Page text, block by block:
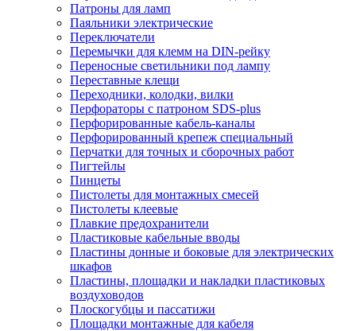
Патроны для ламп
Паяльники электрические
Переключатели
Перемычки для клемм на DIN-рейку
Переносные светильники под лампу
Переставные клещи
Переходники, колодки, вилки
Перфораторы с патроном SDS-plus
Перфорированные кабель-каналы
Перфорированный крепеж специальный
Перчатки для точных и сборочных работ
Пигтейлы
Пинцеты
Пистолеты для монтажных смесей
Пистолеты клеевые
Плавкие предохранители
Пластиковые кабельные вводы
Пластины донные и боковые для электрических
шкафов
Пластины, площадки и накладки пластиковых
воздуховодов
Плоскогубцы и пассатижи
Площадки монтажные для кабеля